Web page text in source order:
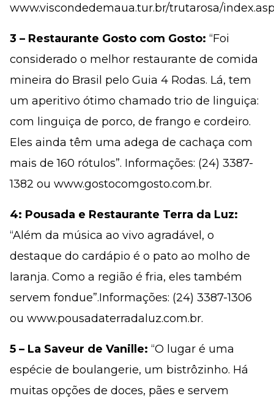
www.viscondedemaua.tur.br/trutarosa/
3 – Restaurante Gosto com Gosto: “Foi
considerado o melhor restaurante de comida
mineira do Brasil pelo Guia 4 Rodas. Lá, tem
um aperitivo ótimo chamado trio de linguiça:
com linguiça de porco, de frango e cordeiro.
Eles ainda têm uma adega de cachaça com
mais de 160 rótulos”. Informações: (24) 3387-
1382 ou www.gostocomgosto.com.br.
4: Pousada e Restaurante Terra da Luz:
“Além da música ao vivo agradável, o
destaque do cardápio é o pato ao molho de
laranja. Como a região é fria, eles também
servem fondue”.Informações: (24) 3387-1306
ou www.pousadaterradaluz.com.br.
5 – La Saveur de Vanille: “O lugar é uma
espécie de boulangerie, um bistrôzinho. Há
muitas opções de doces, pães e servem